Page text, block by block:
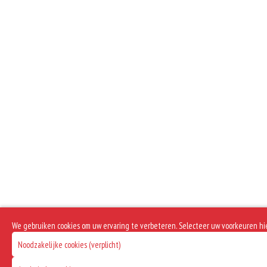
We gebruiken cookies om uw ervaring te verbeteren. Selecteer uw voorkeuren
Noodzakelijke cookies (verplicht)